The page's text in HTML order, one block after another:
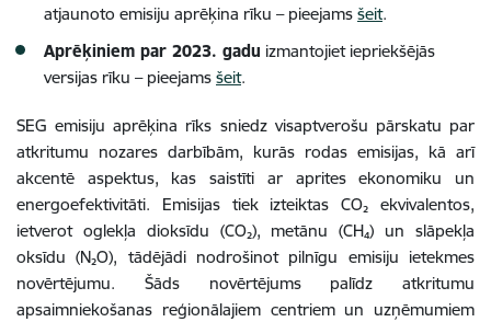
atjaunoto emisiju aprēķina rīku – pieejams šeit.
Aprēķiniem par 2023. gadu izmantojiet iepriekšējās
versijas rīku – pieejams šeit.
SEG emisiju aprēķina rīks sniedz visaptverošu pārskatu par
atkritumu nozares darbībām, kurās rodas emisijas, kā arī
akcentē aspektus, kas saistīti ar aprites ekonomiku un
energoefektivitāti. Emisijas tiek izteiktas CO₂ ekvivalentos,
ietverot oglekļa dioksīdu (CO₂), metānu (CH₄) un slāpekļa
oksīdu (N₂O), tādējādi nodrošinot pilnīgu emisiju ietekmes
novērtējumu. Šāds novērtējums palīdz atkritumu
apsaimniekošanas reģionālajiem centriem un uzņēmumiem